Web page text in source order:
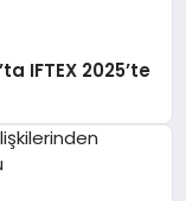
IFTEX 2025’te